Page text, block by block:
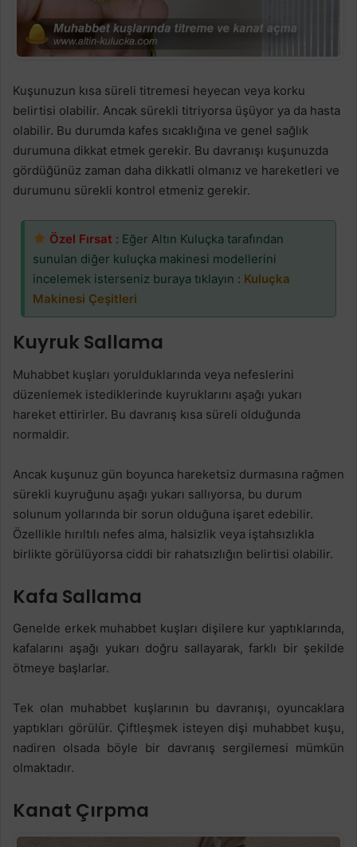
Kuşunuzun kısa süreli titremesi heyecan veya korku
belirtisi olabilir. Ancak sürekli titriyorsa üşüyor ya da hasta
olabilir. Bu durumda kafes sıcaklığına ve genel sağlık
durumuna dikkat etmek gerekir. Bu davranışı kuşunuzda
gördüğünüz zaman daha dikkatli olmanız ve hareketleri ve
durumunu sürekli kontrol etmeniz gerekir.
Özel Fırsat : Eğer Altın Kuluçka tarafından
sunulan diğer kuluçka makinesi modellerini
incelemek isterseniz buraya tıklayın : Kuluçka
Makinesi Çeşitleri
Kuyruk Sallama
Muhabbet kuşları yorulduklarında veya nefeslerini
düzenlemek istediklerinde kuyruklarını aşağı yukarı
hareket ettirirler. Bu davranış kısa süreli olduğunda
normaldir.
Ancak kuşunuz gün boyunca hareketsiz durmasına rağmen
sürekli kuyruğunu aşağı yukarı sallıyorsa, bu durum
solunum yollarında bir sorun olduğuna işaret edebilir.
Özellikle hırıltılı nefes alma, halsizlik veya iştahsızlıkla
birlikte görülüyorsa ciddi bir rahatsızlığın belirtisi olabilir.
Kafa Sallama
Genelde erkek muhabbet kuşları dişilere kur yaptıklarında,
kafalarını aşağı yukarı doğru sallayarak, farklı bir şekilde
ötmeye başlarlar.
Tek olan muhabbet kuşlarının bu davranışı, oyuncaklara
yaptıkları görülür. Çiftleşmek isteyen dişi muhabbet kuşu,
nadiren olsada böyle bir davranış sergilemesi mümkün
olmaktadır.
Kanat Çırpma